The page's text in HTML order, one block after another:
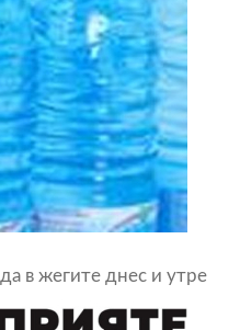
в жегите днес и утре